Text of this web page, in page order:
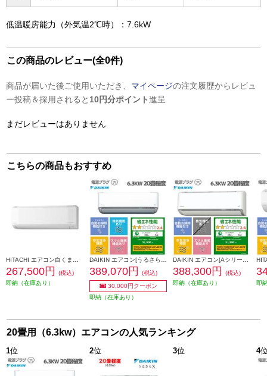
低温暖房能力（外気温2℃時）：7.6kW
この商品のレビュー(全0件)
商品が届いた後ご使用いただき、 マイページの注文履歴からレビュ
ー投稿＆採用されると 10円分ポイント進呈
まだレビューはありません
こちらの商品もおすすめ
267,500円
(税込)
即納（在庫あり）
389,070円
(税込)
30,000円クーポン
即納（在庫あり）
388,300円
(税込)
即納（在庫あり）
即
20畳用（6.3kw）エアコンの人気ランキング
1位 2位 3位 4